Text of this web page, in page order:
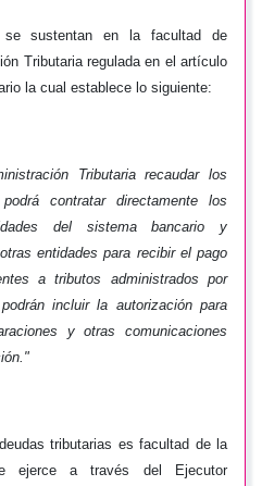
se sustentan en la facultad de
Tributaria regulada en el artículo
la cual establece lo siguiente:
Tributaria recaudar los
contratar directamente los
del sistema bancario y
entidades para recibir el pago
a tributos administrados por
incluir la autorización para
y otras comunicaciones
tributarias es facultad de la
ejerce a través del Ejecutor